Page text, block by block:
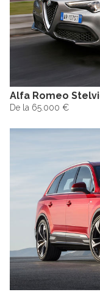
Alfa Romeo
De la 65.000 €